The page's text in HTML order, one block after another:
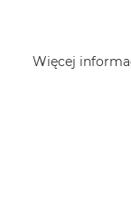
Więcej